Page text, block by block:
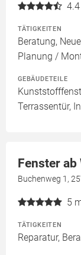
4.4
TÄTIGKEITEN
Beratung,
Planung /
GEBÄUDETEILE
Terrassentür,
Fenster ab
Buchenweg 1,
5
TÄTIGKEITEN
Reparatur,